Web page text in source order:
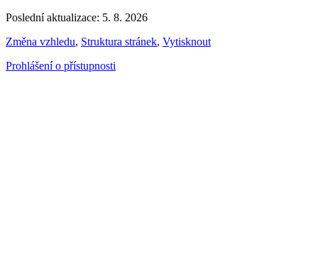
Poslední aktualizace: 5. 8. 2026
Změna vzhledu, Struktura stránek, Vytisknout
Prohlášení o přístupnosti